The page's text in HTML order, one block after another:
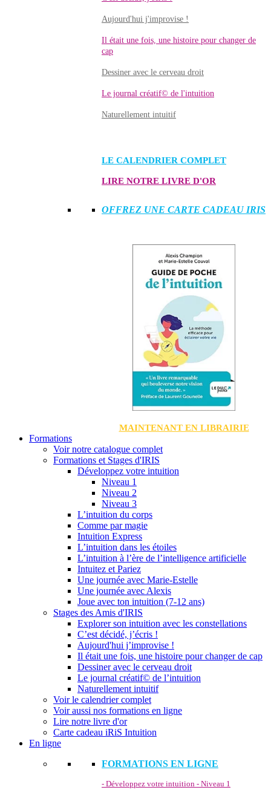
Aujourd'hui j'improvise !
Il était une fois, une histoire pour changer de
cap
Dessiner avec le cerveau droit
Le journal créatif© de l'intuition
Naturellement intuitif
LE CALENDRIER COMPLET
LIRE NOTRE LIVRE D'OR
OFFREZ UNE CARTE CADEAU IRIS
MAINTENANT EN LIBRAIRIE
Formations
Voir notre catalogue complet
Formations et Stages d'IRIS
Développez votre intuition
Niveau 1
Niveau 2
Niveau 3
L’intuition du corps
Comme par magie
Intuition Express
L’intuition dans les étoiles
L’intuition à l’ère de l’intelligence artificielle
Intuitez et Pariez
Une journée avec Marie-Estelle
Une journée avec Alexis
Joue avec ton intuition (7-12 ans)
Stages des Amis d'IRIS
Explorer son intuition avec les constellations
C’est décidé, j’écris !
Aujourd'hui j’improvise !
Il était une fois, une histoire pour changer de cap
Dessiner avec le cerveau droit
Le journal créatif© de l’intuition
Naturellement intuitif
Voir le calendrier complet
Voir aussi nos formations en ligne
Lire notre livre d'or
Carte cadeau iRiS Intuition
En ligne
FORMATIONS EN LIGNE
- Développez votre intuition - Niveau 1